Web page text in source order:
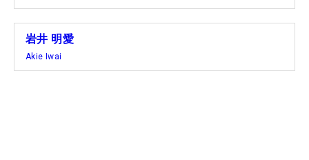
岩井 明愛
Akie Iwai